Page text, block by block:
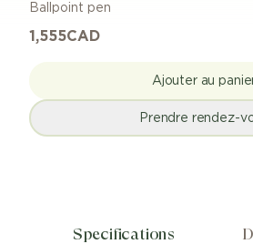
Ballpoint pen
1,555CAD
Ajouter au
Prendre rendez-
Specifications